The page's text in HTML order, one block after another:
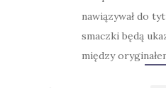
nawiązywał do
smaczki będą
między